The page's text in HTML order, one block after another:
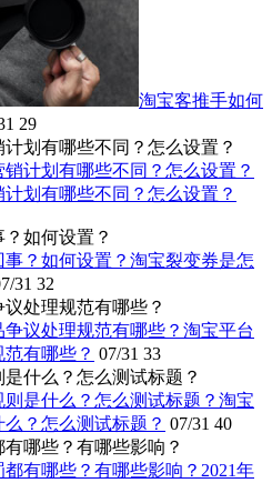
淘宝客推手如何
29
划有哪些不同？怎么设置？
划有哪些不同？怎么设置？
如何设置？
淘宝裂变券是怎
31 32
处理规范有哪些？
淘宝平台
有哪些？ 07/31 33
什么？怎么测试标题？
淘宝
？怎么测试标题？ 07/31 40
哪些？有哪些影响？
2021年